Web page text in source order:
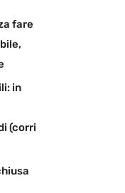
fare
in
(corri